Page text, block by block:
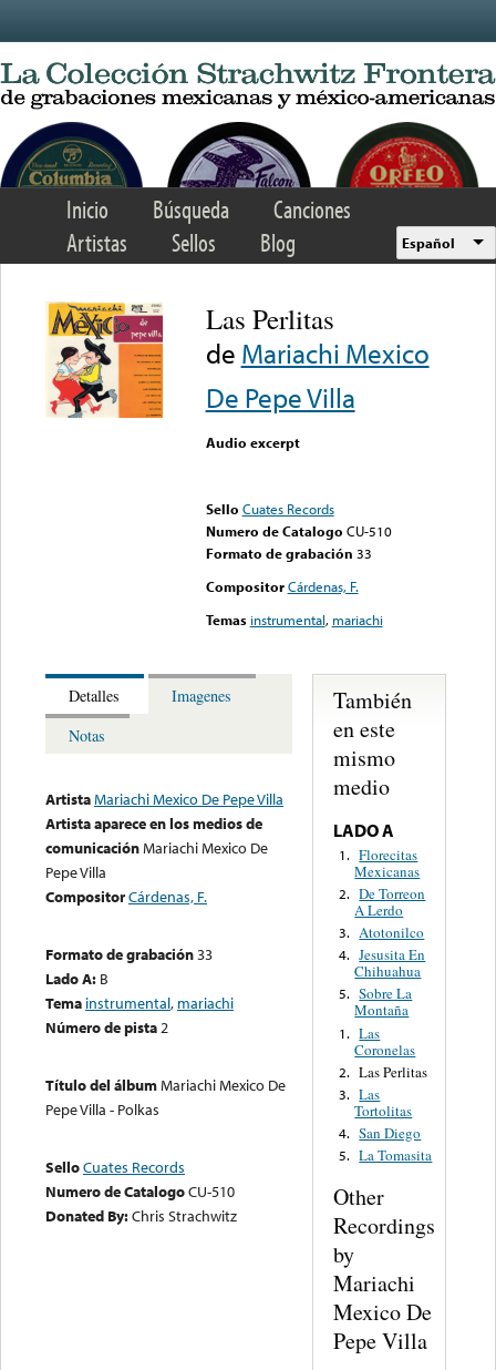
Inicio Búsqueda
Canciones
Artistas
Sellos Blog Español
Las Perlitas
de Mariachi Mexico
De Pepe Villa
Audio excerpt
Sello Cuates Records
Numero de Catalogo CU-510
Formato de grabación 33
Compositor Cárdenas, F.
Temas instrumental, mariachi
Detalles
Imagenes
Notas
ArtistaMariachi Mexico De Pepe Villa
Artista aparece en los medios de
comunicaciónMariachi Mexico De
Pepe Villa
CompositorCárdenas, F.
Formato de grabación33
Lado A: B
Tema instrumental, mariachi
Número de pista2
Título del álbumMariachi Mexico De
Pepe Villa - Polkas
SelloCuates Records
Numero de CatalogoCU-510
Donated By:Chris Strachwitz
También
en este
mismo
medio
LADO A
1. Florecitas
Mexicanas
2. De Torreon
A Lerdo
3. Atotonilco
4. Jesusita En
Chihuahua
5. Sobre La
Montaña
1. Las
Coronelas
2. Las Perlitas
3. Las
Tortolitas
4. San Diego
5. La Tomasita
Other
Recordings
by
Mariachi
Mexico De
Pepe Villa